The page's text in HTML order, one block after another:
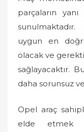
parçaların
uygun en
olacak ve
sağlayacaktır.
daha sorunsuz
Opel araç
elde etmek